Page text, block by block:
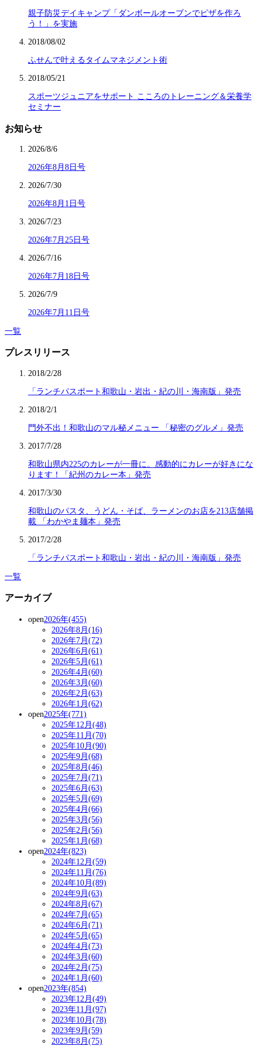
親子防災デイキャンプ「ダンボールオーブンでピザを作ろ
う！」を実施
2018/08/02
ふせんで叶えるタイムマネジメント術
2018/05/21
スポーツジュニアをサポート こころのトレーニング＆栄養学
セミナー
お知らせ
2026/8/6
2026年8月8日号
2026/7/30
2026年8月1日号
2026/7/23
2026年7月25日号
2026/7/16
2026年7月18日号
2026/7/9
2026年7月11日号
一覧
プレスリリース
2018/2/28
「ランチパスポート和歌山・岩出・紀の川・海南版」発売
2018/2/1
門外不出！和歌山のマル秘メニュー 「秘密のグルメ」発売
2017/7/28
和歌山県内225のカレーが一冊に。感動的にカレーが好きにな
ります！「紀州のカレー本」発売
2017/3/30
和歌山のパスタ、うどん・そば、ラーメンのお店を213店舗掲
載 「わかやま麺本」発売
2017/2/28
「ランチパスポート和歌山・岩出・紀の川・海南版」発売
一覧
アーカイブ
open2026年(455)
2026年8月(16)
2026年7月(72)
2026年6月(61)
2026年5月(61)
2026年4月(60)
2026年3月(60)
2026年2月(63)
2026年1月(62)
open2025年(771)
2025年12月(48)
2025年11月(70)
2025年10月(90)
2025年9月(68)
2025年8月(46)
2025年7月(71)
2025年6月(63)
2025年5月(69)
2025年4月(66)
2025年3月(56)
2025年2月(56)
2025年1月(68)
open2024年(823)
2024年12月(59)
2024年11月(76)
2024年10月(89)
2024年9月(63)
2024年8月(67)
2024年7月(65)
2024年6月(71)
2024年5月(65)
2024年4月(73)
2024年3月(60)
2024年2月(75)
2024年1月(60)
open2023年(854)
2023年12月(49)
2023年11月(97)
2023年10月(78)
2023年9月(59)
2023年8月(75)